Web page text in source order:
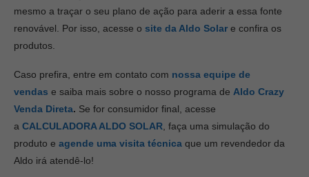
mesmo a traçar o seu plano de ação para aderir a essa fonte
renovável. Por isso, acesse o site da Aldo Solar e confira os
produtos.
Caso prefira, entre em contato com nossa equipe de
vendas e saiba mais sobre o nosso programa de Aldo Crazy
Venda Direta. Se for consumidor final, acesse
a CALCULADORA ALDO SOLAR , faça uma simulação do
produto e agende uma visita técnica que um revendedor da
Aldo irá atendê-lo!